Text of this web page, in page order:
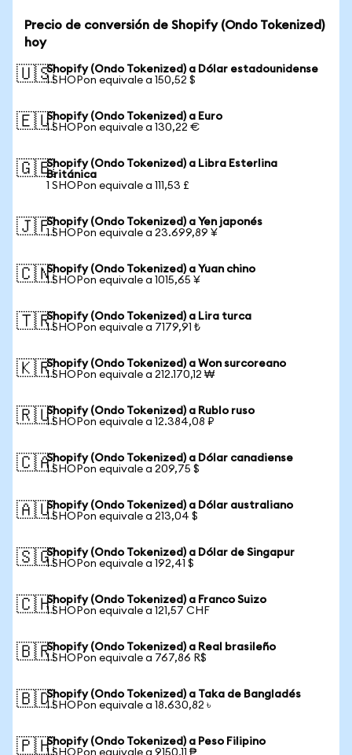
Precio de conversión de Shopify (Ondo Tokenized)
hoy
🇺🇸Shopify (Ondo Tokenized) a Dólar estadounidense
1 SHOPon equivale a 150,52 $
🇪🇺Shopify (Ondo Tokenized) a Euro
1 SHOPon equivale a 130,22 €
🇬🇧Shopify (Ondo Tokenized) a Libra Esterlina
Británica
1 SHOPon equivale a 111,53 £
🇯🇵Shopify (Ondo Tokenized) a Yen japonés
1 SHOPon equivale a 23.699,89 ¥
🇨🇳Shopify (Ondo Tokenized) a Yuan chino
1 SHOPon equivale a 1015,65 ¥
🇹🇷Shopify (Ondo Tokenized) a Lira turca
1 SHOPon equivale a 7179,91 ₺
🇰🇷Shopify (Ondo Tokenized) a Won surcoreano
1 SHOPon equivale a 212.170,12 ₩
🇷🇺Shopify (Ondo Tokenized) a Rublo ruso
1 SHOPon equivale a 12.384,08 ₽
🇨🇦Shopify (Ondo Tokenized) a Dólar canadiense
1 SHOPon equivale a 209,75 $
🇦🇺Shopify (Ondo Tokenized) a Dólar australiano
1 SHOPon equivale a 213,04 $
🇸🇬Shopify (Ondo Tokenized) a Dólar de Singapur
1 SHOPon equivale a 192,41 $
🇨🇭Shopify (Ondo Tokenized) a Franco Suizo
1 SHOPon equivale a 121,57 CHF
🇧🇷Shopify (Ondo Tokenized) a Real brasileño
1 SHOPon equivale a 767,86 R$
🇧🇩Shopify (Ondo Tokenized) a Taka de Bangladés
1 SHOPon equivale a 18.630,82 ৳
🇵🇭Shopify (Ondo Tokenized) a Peso Filipino
1 SHOPon equivale a 9150,11 ₱